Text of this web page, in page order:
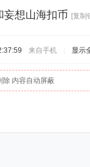
妄想山海扣币 [复制
来自手机 显示
除 内容自动屏蔽